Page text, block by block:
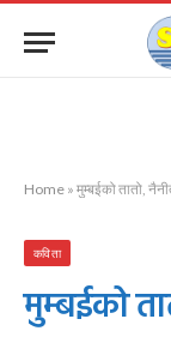
Home » मुम्बईको तातो,
कविता
मुम्बईको